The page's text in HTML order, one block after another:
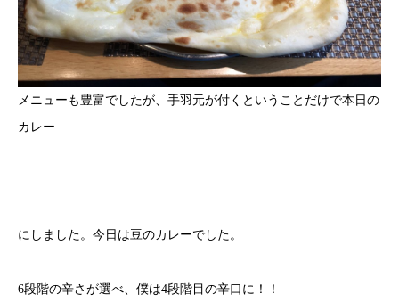
メニューも豊富でしたが、手羽元が付くということだけで本日の
カレー
にしました。今日は豆のカレーでした。
6段階の辛さが選べ、僕は4段階目の辛口に！！